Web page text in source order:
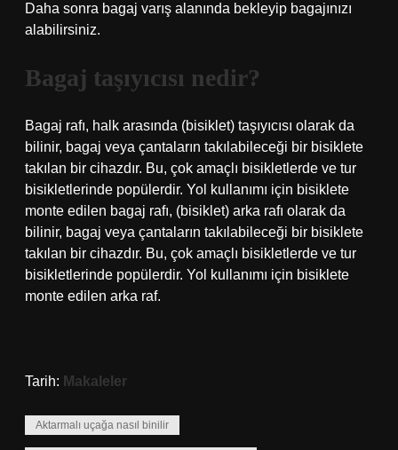
Daha sonra bagaj varış alanında bekleyip bagajınızı
alabilirsiniz.
Bagaj taşıyıcısı nedir?
Bagaj rafı, halk arasında (bisiklet) taşıyıcısı olarak da
bilinir, bagaj veya çantaların takılabileceği bir bisiklete
takılan bir cihazdır. Bu, çok amaçlı bisikletlerde ve tur
bisikletlerinde popülerdir. Yol kullanımı için bisiklete
monte edilen bagaj rafı, (bisiklet) arka rafı olarak da
bilinir, bagaj veya çantaların takılabileceği bir bisiklete
takılan bir cihazdır. Bu, çok amaçlı bisikletlerde ve tur
bisikletlerinde popülerdir. Yol kullanımı için bisiklete
monte edilen arka raf.
Tarih: Makaleler
Aktarmalı uçağa nasıl binilir